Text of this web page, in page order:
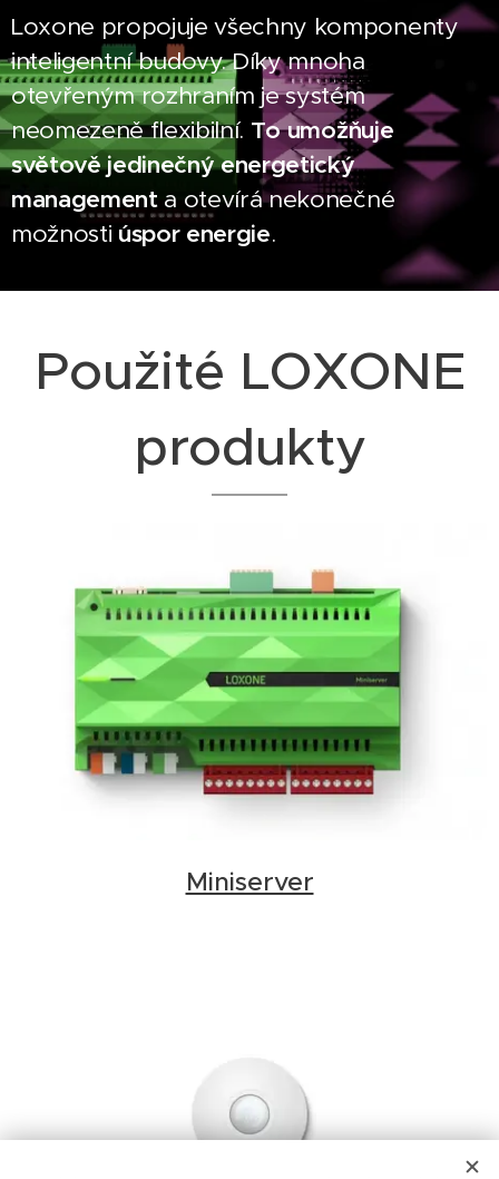
Loxone propojuje všechny komponenty
inteligentní budovy. Díky mnoha
otevřeným rozhraním je systém
neomezeně flexibilní. To umožňuje
světově jedinečný energetický
managementa otevírá nekonečné
možnosti úspor energie.
Použité LOXONE
produkty
Miniserver